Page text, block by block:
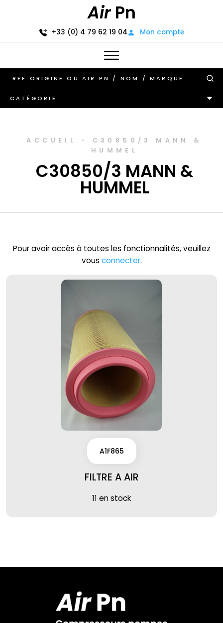
AirPn
+33 (0) 4 79 62 19 04 Mon compte
CATÉGORIE
ACCUEIL - C30850/3 MANN &
HUMMEL
C30850/3 MANN &
HUMMEL
Pour avoir accès à toutes les fonctionnalités, veuillez
vous connecter.
A1F865
FILTRE A AIR
11 en stock